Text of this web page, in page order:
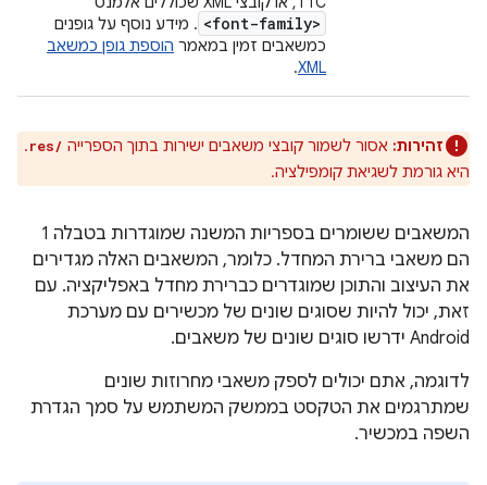
<font-family> . מידע נוסף על גופנים
כמשאבים זמין במאמר הוספת גופן כמשאב
XML
.
זהירות: אסור לשמור קובצי משאבים ישירות בתוך הספרייה res/
.
היא גורמת לשגיאת קומפילציה.
המשאבים ששומרים בספריות המשנה שמוגדרות בטבלה 1
הם משאבי ברירת המחדל. כלומר, המשאבים האלה מגדירים
את העיצוב והתוכן שמוגדרים כברירת מחדל באפליקציה. עם
זאת, יכול להיות שסוגים שונים של מכשירים עם מערכת
Android ידרשו סוגים שונים של משאבים.
לדוגמה, אתם יכולים לספק משאבי מחרוזות שונים
שמתרגמים את הטקסט בממשק המשתמש על סמך הגדרת
השפה במכשיר.